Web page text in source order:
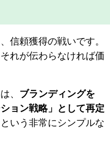
信頼獲得の戦いです。
れが伝わらなければ価
、 ブランディングを
ョン戦略」として再定
いう非常にシンプルな